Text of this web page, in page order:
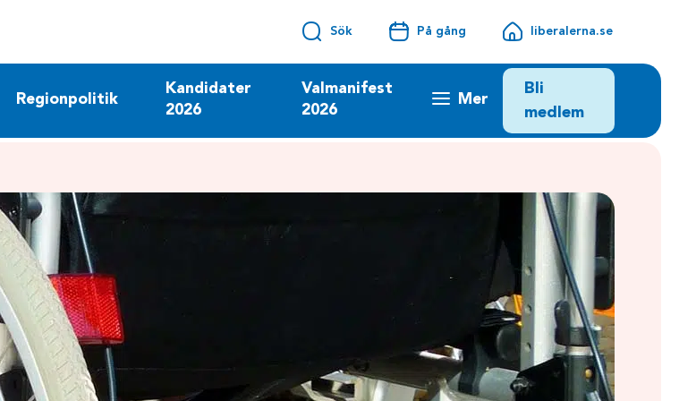
Sök På gång liberalerna.se
Regionpolitik
Kandidater
2026
Valmanifest
2026
Mer
Bli
medlem